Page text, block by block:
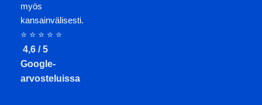
myös
kansainvälisesti.
⭐ ⭐ ⭐ ⭐ ⭐
4,6 / 5
Google-
arvosteluissa